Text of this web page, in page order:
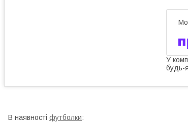
У
будь-
В наявності футболки: